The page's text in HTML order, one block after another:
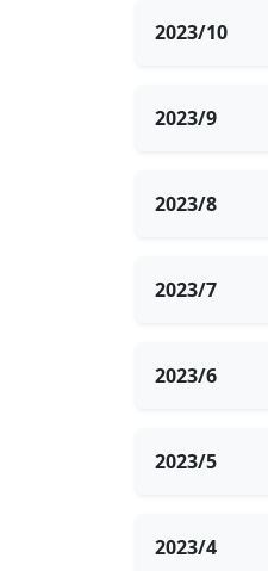
2023/10
2023/9
2023/8
2023/7
2023/6
2023/5
2023/4